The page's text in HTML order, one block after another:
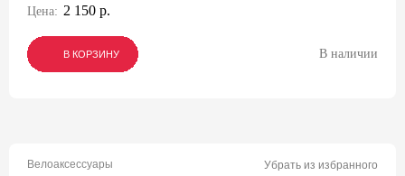
Цена: 2 150 р.
В КОРЗИНУ
В КОРЗИНУ
В КОРЗИНУ В наличии
Велоаксессуары Убрать из избранного